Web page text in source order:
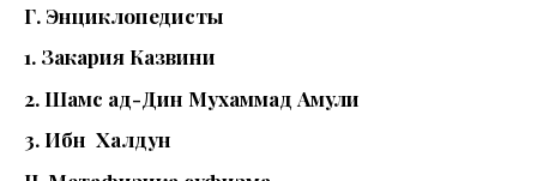
Г. Энциклопедисты
1. Закария Казвини
2. Шамс ад-Дин Мухаммад Амули
3. Ибн Халдун